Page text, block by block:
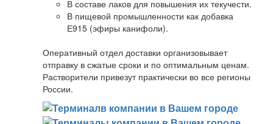
В составе лаков для повышения их текучести.
В пищевой промышленности как добавка
Е915 (эфиры канифоли).
Оперативный отдел доставки организовывает
отправку в сжатые сроки и по оптимальным ценам.
Растворители привезут практически во все регионы
России.